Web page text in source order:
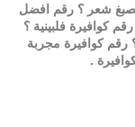
شعر ؟ رقم افضل
كوافيرة فلبينية ؟
كوافيرة مجربة
.